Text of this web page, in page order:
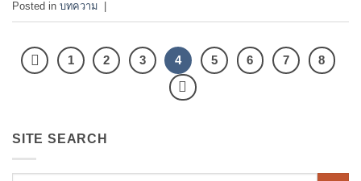
Posted in บทความ
1 2 3 4 5 6 7 8
SITE SEARCH